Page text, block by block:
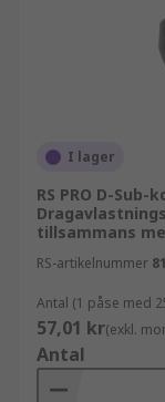
I lager
RS PRO D-
tillsammans
RS-artikelnummer
Antal (1 påse med
57,01 kr(exkl.
Antal